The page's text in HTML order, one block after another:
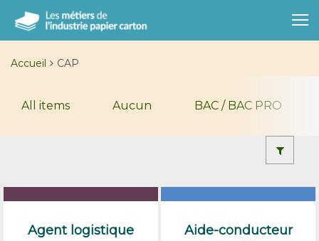
Accueil CAP
All items Aucun BAC / BAC PRO
Agent logistique
Aide-conducteur